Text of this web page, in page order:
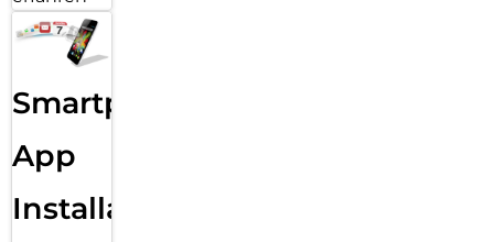
Smartphone
App
Installation